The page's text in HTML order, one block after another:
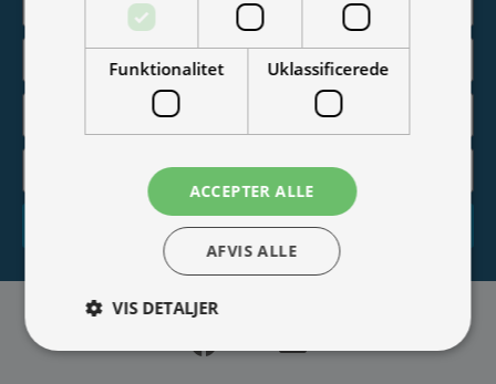
Tilmeld
Funktionalitet Uklassificerede
ACCEPTER ALLE
AFVIS ALLE
VIS DETALJER